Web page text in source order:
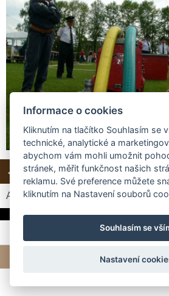
← Předchozí Další → Zpět do
Automatické procházení: 3|4|5| 6|
© 2026 eStránky.cz | Tvorba
Informace o cookies
Kliknutím na tlačítko Souhlasím se
technické, analytické a
abychom vám mohli umožnit
stránek, měřit funkčnost našich
reklamu. Své preference můžete
kliknutím na Nastavení souborů
Souhlasím se
Nastavení